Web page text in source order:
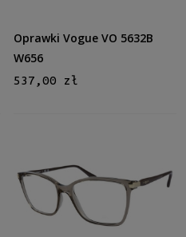
Oprawki Vogue VO 5632B
W656
537,00 zł